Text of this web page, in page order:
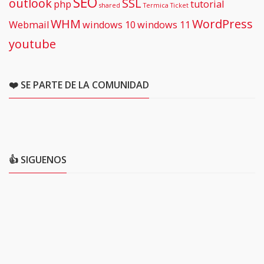
outlookphp shared SSL Termica Ticket tutorial
WebmailWHM windows 10windows 11 WordPress
youtube
❤️ SE PARTE DE LA COMUNIDAD
👍 SIGUENOS